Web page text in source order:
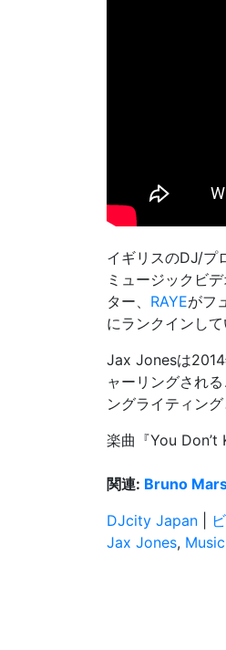
イギリスのDJ/プ
ミュージックビ
ター、 RAYEがフ
にランクインして
Jax Jonesは
ャーリングされ
ングライティン
楽曲『You
関連: Bruno
DJcity Japan
Jax Jones,